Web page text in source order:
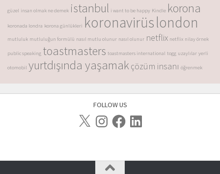
güzel insan olmak ne demek istanbul i want to be happy Kindle korona
koronada londra korona günlükleri koronavirüslondon
mutluluk mutluluğun formülü nasıl mutlu olunur nasıl olunur netflix netflix nilay örnek
public speaking toastmasters toastmasters international togg uzaylılar yerli
otomobil yurtdışında yaşamakçözüm insanı öğrenmek
FOLLOW US